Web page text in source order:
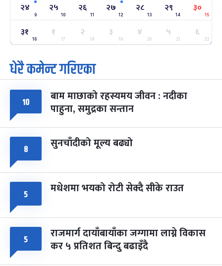
सोम फाल्गुन २४, २०८३- Mar 8, 2027
२५
मंगल
ग्याल्पो ल्होसार
फाल्गुन २५, २०८३ Mar 9, 2027
७ महिना बाँकी
७
आइत
पूर्णिमा व्रत
चैत्र ७, २०८३-Mar 21, 2027
८ फागुपूर्णिमा
चैत्र ८, २०८३-Mar 22, 2027
७ महिना बाँकी
२४
9
२५
10
२६
11
२७
12
२८
13
२९
14
३०
15
३१
16
१
17
२
18
३
19
४
20
५
21
६
22
धेरै कमेन्ट गरिएका
१० बाम माछाको रहस्यमय जीवन : नदीका
पाहुना, समुद्रका सन्तान
८ सुनचाँदीको मूल्य बढ्यो
५ मधेशमा भयको रोटी सेक्दै सीके राउत
५ राजमार्ग दायाँबायाँका जग्गामा लाग्ने विकास
कर ५ प्रतिशत बिन्दु बढाइँदै